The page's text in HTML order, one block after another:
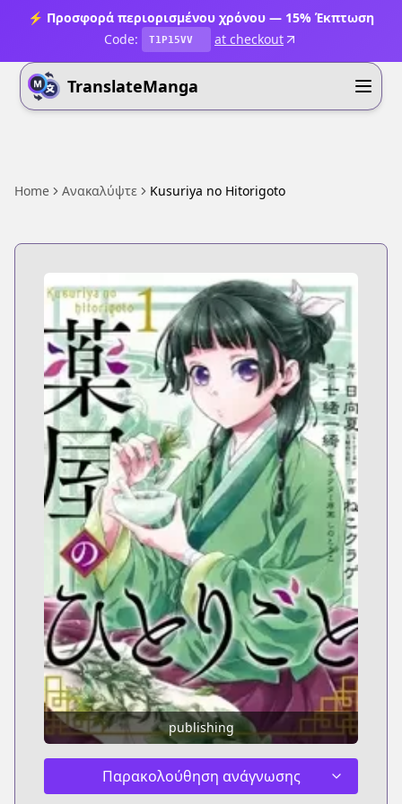
⚡ Προσφορά περιορισμένου χρόνου — 15% Έκπτωση
Code:
T1P15VV at checkout
TranslateManga
Home Ανακαλύψτε Kusuriya no Hitorigoto
publishing
Παρακολούθηση ανάγνωσης